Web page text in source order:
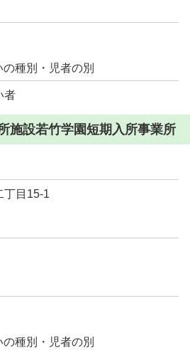
種別・児者の別
者
施設若竹学園短期入所事業所
丁目15-1
種別・児者の別